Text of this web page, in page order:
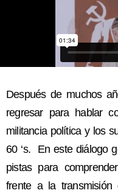
Después de muchos
regresar para hablar
militancia política y los
60 ‘s. En este diálogo
pistas para
frente a la